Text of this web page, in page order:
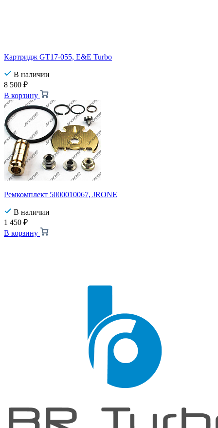
Картридж GT17-055, E&E Turbo
В наличии
8 500 ₽
В корзину
Ремкомплект 5000010067, JRONE
В наличии
1 450 ₽
В корзину